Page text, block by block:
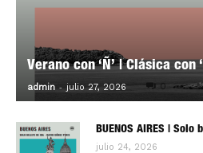
Verano con ‘Ñ’ | Clásica con
admin - julio 27, 2026 0
BUENOS AIRES | Solo
julio 24, 2026